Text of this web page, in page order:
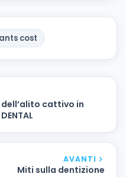
cost
cattivo in
AVANTI
Miti sulla dentizione